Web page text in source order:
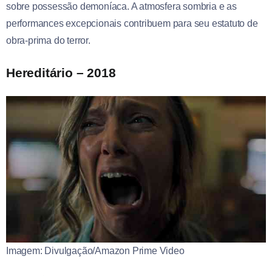
sobre possessão demoníaca. A atmosfera sombria e as
performances excepcionais contribuem para seu estatuto de
obra-prima do terror.
Hereditário – 2018
Imagem: Divulgação/Amazon Prime Video